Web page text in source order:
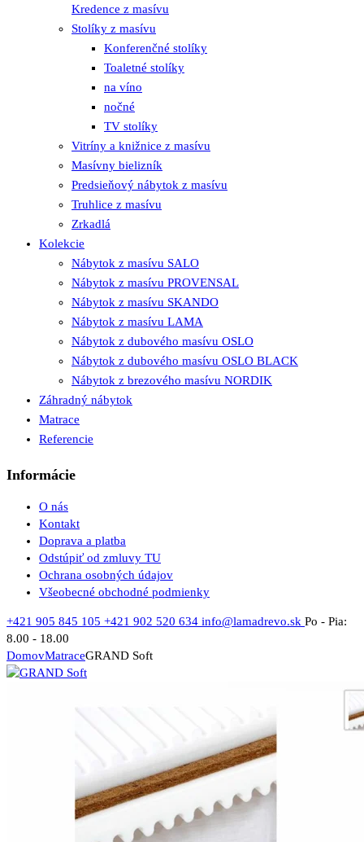
Kredence z masívu
Stolíky z masívu
Konferenčné stolíky
Toaletné stolíky
na víno
nočné
TV stolíky
Vitríny a knižnice z masívu
Masívny bielizník
Predsieňový nábytok z masívu
Truhlice z masívu
Zrkadlá
Kolekcie
Nábytok z masívu SALO
Nábytok z masívu PROVENSAL
Nábytok z masívu SKANDO
Nábytok z masívu LAMA
Nábytok z dubového masívu OSLO
Nábytok z dubového masívu OSLO BLACK
Nábytok z brezového masívu NORDIK
Záhradný nábytok
Matrace
Referencie
Informácie
O nás
Kontakt
Doprava a platba
Odstúpiť od zmluvy TU
Ochrana osobných údajov
Všeobecné obchodné podmienky
+421 905 845 105 +421 902 520 634 info@lamadrevo.sk Po - Pia:
8.00 - 18.00
DomovMatraceGRAND Soft